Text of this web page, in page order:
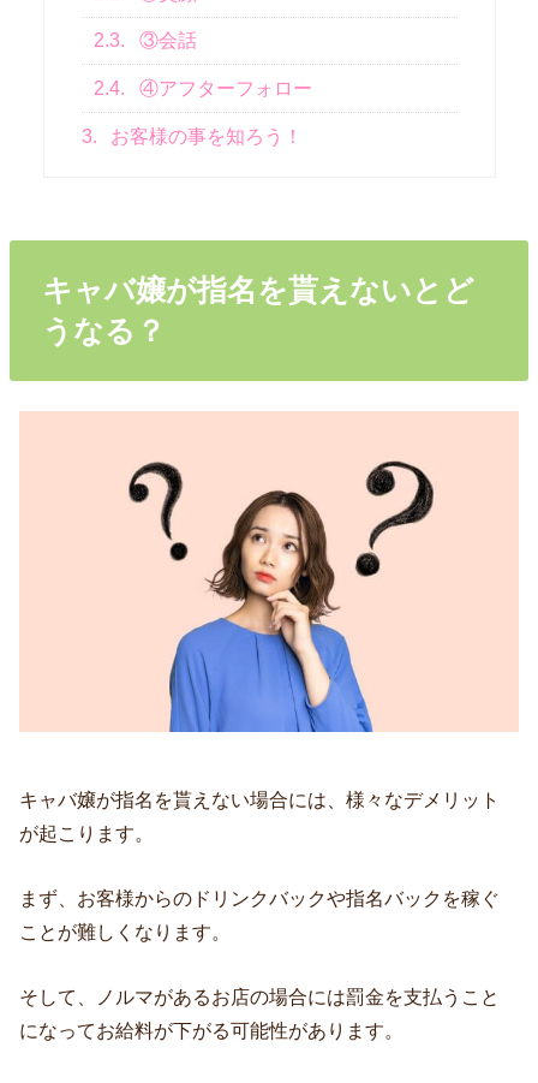
2.3. ③会話
2.4. ④アフターフォロー
3. お客様の事を知ろう！
キャバ嬢が指名を貰えないとど
うなる？
キャバ嬢が指名を貰えない場合には、様々なデメリット
が起こります。
まず、お客様からのドリンクバックや指名バックを稼ぐ
ことが難しくなります。
そして、ノルマがあるお店の場合には罰金を支払うこと
になってお給料が下がる可能性があります。